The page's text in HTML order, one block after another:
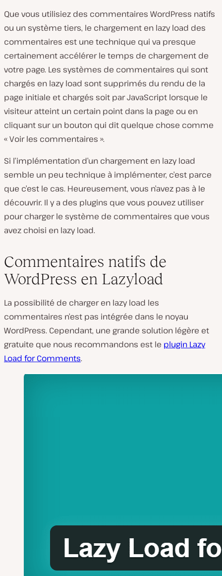
Que vous utilisiez des commentaires WordPress natifs
ou un système tiers, le chargement en lazy load des
commentaires est une technique qui va presque
certainement accélérer le temps de chargement de
votre page. Les systèmes de commentaires qui sont
chargés en lazy load sont supprimés du rendu de la
page initiale et chargés soit par JavaScript lorsque le
visiteur atteint un certain point dans la page ou en
cliquant sur un bouton qui dit quelque chose comme
« Voir les commentaires ».
Si l’implémentation d’un chargement en lazy load
semble un peu technique à implémenter, c’est parce
que c’est le cas. Heureusement, vous n’avez pas à le
découvrir. Il y a des plugins que vous pouvez utiliser
pour charger le système de commentaires que vous
avez choisi en lazy load.
Commentaires natifs de
WordPress en Lazyload
La possibilité de charger en lazy load les
commentaires n’est pas intégrée dans le noyau
WordPress. Cependant, une grande solution légère et
gratuite que nous recommandons est le plugin Lazy
Load for Comments.